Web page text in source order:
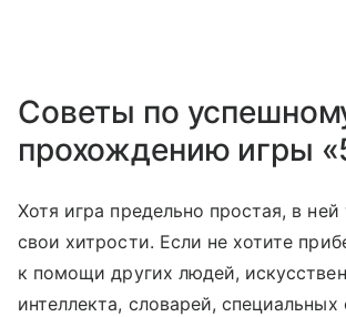
Советы по
прохождению игры
Хотя игра предельно простая, в
свои хитрости. Если не хотите
к помощи других людей,
интеллекта, словарей,